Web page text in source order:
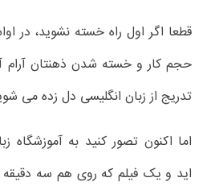
قطعا اگر اول راه خسته نشوید، در
حجم کار و خسته شدن ذهنتان آرام
تدریج از زبان انگلیسی دل زده می
اما اکنون تصور کنید به آموزشگاه
اید و یک فیلم که روی هم سه